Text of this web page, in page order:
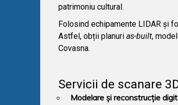
patrimoniu cultural.
Folosind echipamente LIDAR și
Astfel, obții planuri as-built,
Covasna.
Servicii de scanare
Modelare și reconstrucție